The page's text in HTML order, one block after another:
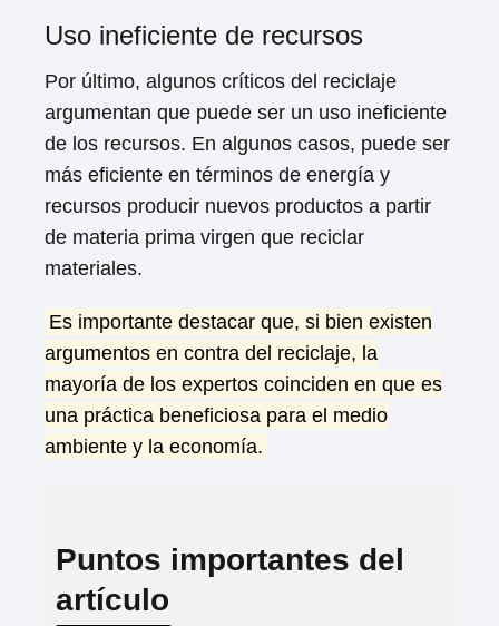
Uso ineficiente de recursos
Por último, algunos críticos del reciclaje
argumentan que puede ser un uso ineficiente
de los recursos. En algunos casos, puede ser
más eficiente en términos de energía y
recursos producir nuevos productos a partir
de materia prima virgen que reciclar
materiales.
Es importante destacar que, si bien existen
argumentos en contra del reciclaje, la
mayoría de los expertos coinciden en que es
una práctica beneficiosa para el medio
ambiente y la economía.
Puntos importantes del
artículo